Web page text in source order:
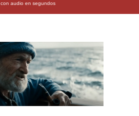
audio en segundos